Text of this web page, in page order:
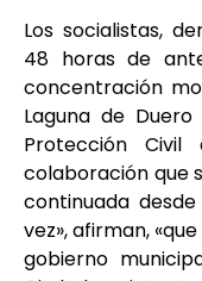
Los socialistas,
48 horas de
concentración
Laguna de
Protección Civil
colaboración que
continuada
vez», afirman,
gobierno